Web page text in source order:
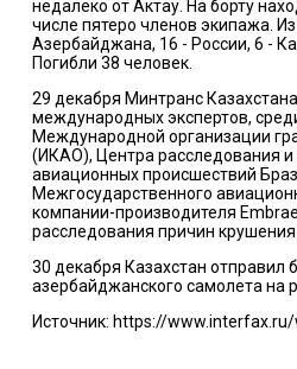
недалеко от Актау. На борту
числе пятеро членов экипажа.
Азербайджана, 16 - России, 6 -
Погибли 38 человек.
29 декабря Минтранс
международных экспертов,
Международной организации
(ИКАО), Центра расследования
авиационных происшествий
Межгосударственного
компании-производителя
расследования причин крушения
30 декабря Казахстан отправил
азербайджанского самолета на
Источник: https://www.interfax.ru/